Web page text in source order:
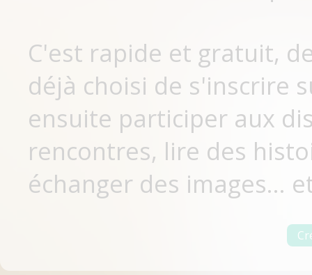
C'est rapide et gratuit,
déjà choisi de s'inscrire
ensuite participer aux
rencontres, lire des
échanger des images...